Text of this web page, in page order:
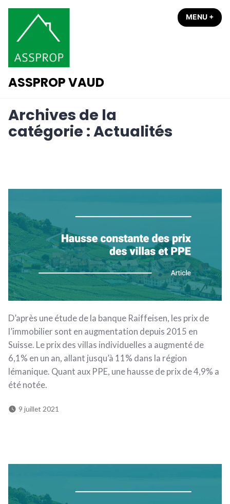
Accéder
contenu
ASSPROP VAUD
MENU +
Archives de la
catégorie :Actualités
D’après une étude de la banque Raiffeisen, les prix de
l’immobilier sont en augmentation depuis 2015 en
Suisse. Le prix des villas individuelles a augmenté de
6,1% en un an, allant jusqu’à 11% dans la région
lémanique. Quant aux PPE, une hausse de prix de 4,9% a
été notée.
9 juillet 2021